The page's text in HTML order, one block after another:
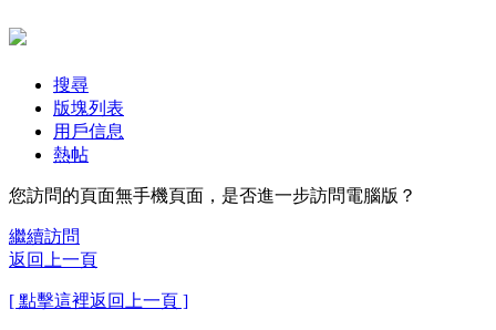
搜尋
版塊列表
用戶信息
熱帖
您訪問的頁面無手機頁面，是否進一步訪問電腦版？
繼續訪問
返回上一頁
[ 點擊這裡返回上一頁 ]